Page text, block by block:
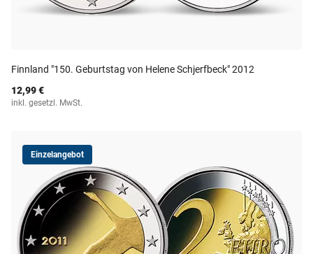
Finnland "150. Geburtstag von Helene Schjerfbeck" 2012
12,99 €
inkl. gesetzl. MwSt.
Einzelangebot